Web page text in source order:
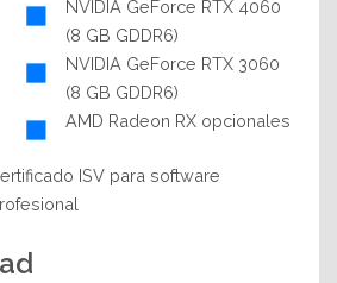
NVIDIA GeForce RTX 4060
(8 GB GDDR6)
NVIDIA GeForce RTX 3060
(8 GB GDDR6)
AMD Radeon RX opcionales
ISV para software